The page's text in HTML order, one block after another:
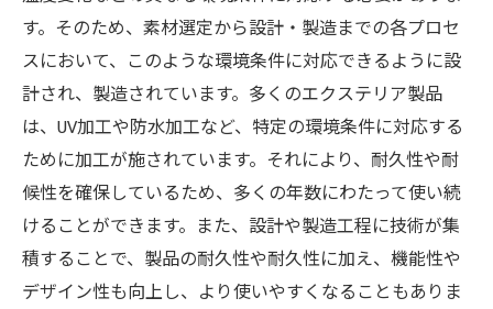
す。そのため、素材選定から設計・製造までの各プロセ
スにおいて、このような環境条件に対応できるように設
計され、製造されています。多くのエクステリア製品
は、UV加工や防水加工など、特定の環境条件に対応する
ために加工が施されています。それにより、耐久性や耐
候性を確保しているため、多くの年数にわたって使い続
けることができます。また、設計や製造工程に技術が集
積することで、製品の耐久性や耐久性に加え、機能性や
デザイン性も向上し、より使いやすくなることもありま